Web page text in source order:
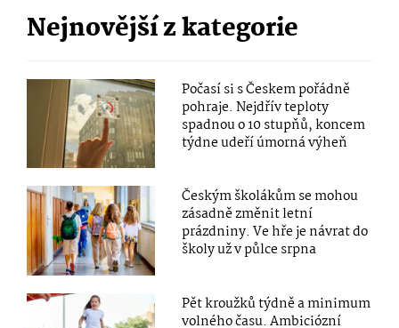
Nejnovější z kategorie
Počasí si s Českem pořádně
pohraje. Nejdřív teploty
spadnou o 10 stupňů, koncem
týdne udeří úmorná výheň
Českým školákům se mohou
zásadně změnit letní
prázdniny. Ve hře je návrat do
školy už v půlce srpna
Pět kroužků týdně a minimum
volného času. Ambiciózní